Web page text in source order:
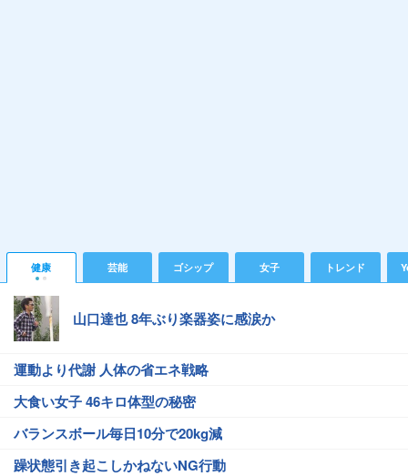
健康 芸能 ゴシップ 女子 トレンド
山口達也 8年ぶり楽器姿に感涙か
運動より代謝 人体の省エネ戦略
大食い女子 46キロ体型の秘密
バランスボール毎日10分で20kg減
躁状態引き起こしかねないNG行動